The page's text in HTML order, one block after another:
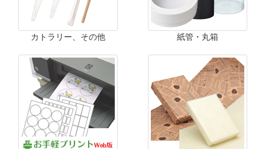
カトラリー、その他 紙管・丸箱